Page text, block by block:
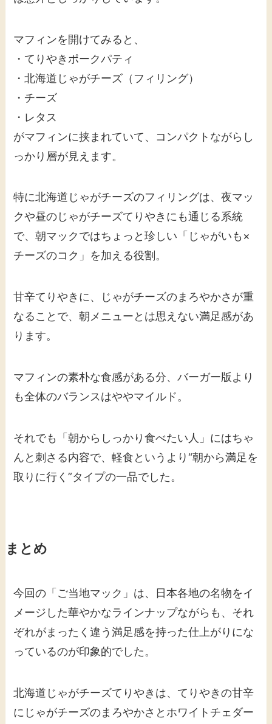
マフィンを開けてみると、
・てりやきポークパティ
・北海道じゃがチーズ（フィリング）
・チーズ
・レタス
がマフィンに挟まれていて、コンパクトながらし
っかり層が見えます。
特に北海道じゃがチーズのフィリングは、夜マッ
クや昼のじゃがチーズてりやきにも通じる系統
で、朝マックではちょっと珍しい「じゃがいも×
チーズのコク」を加える役割。
甘辛てりやきに、じゃがチーズのまろやかさが重
なることで、朝メニューとは思えない満足感があ
ります。
マフィンの素朴な食感がある分、バーガー版より
も全体のバランスはややマイルド。
それでも「朝からしっかり食べたい人」にはちゃ
んと刺さる内容で、軽食というより“朝から満足を
取りに行く”タイプの一品でした。
まとめ
今回の「ご当地マック」は、日本各地の名物をイ
メージした華やかなラインナップながらも、それ
ぞれがまったく違う満足感を持った仕上がりにな
っているのが印象的でした。
北海道じゃがチーズてりやきは、てりやきの甘辛
にじゃがチーズのまろやかさとホワイトチェダー